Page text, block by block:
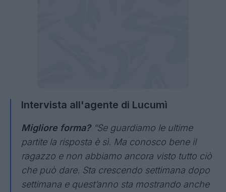
Intervista all'agente di Lucumì
Migliore forma?“Se guardiamo le ultime
partite la risposta è sì. Ma conosco bene il
ragazzo e non abbiamo ancora visto tutto ciò
che può dare. Sta crescendo settimana dopo
settimana e quest’anno sta mostrando anche